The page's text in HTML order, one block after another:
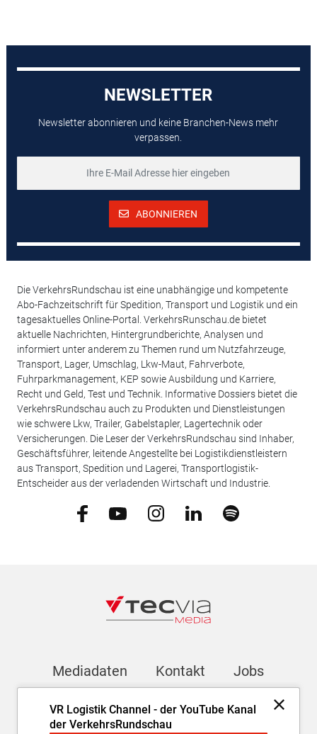
VR Logistik Channel - der YouTube Kanal
der VerkehrsRundschau
NEWSLETTER
Newsletter abonnieren und keine Branchen-News mehr
verpassen.
ABONNIEREN
Die VerkehrsRundschau ist eine unabhängige und kompetente
Abo-Fachzeitschrift für Spedition, Transport und Logistik und ein
tagesaktuelles Online-Portal. VerkehrsRunschau.de bietet
aktuelle Nachrichten, Hintergrundberichte, Analysen und
informiert unter anderem zu Themen rund um Nutzfahrzeuge,
Transport, Lager, Umschlag, Lkw-Maut, Fahrverbote,
Fuhrparkmanagement, KEP sowie Ausbildung und Karriere,
Recht und Geld, Test und Technik. Informative Dossiers bietet die
VerkehrsRundschau auch zu Produkten und Dienstleistungen
wie schwere Lkw, Trailer, Gabelstapler, Lagertechnik oder
Versicherungen. Die Leser der VerkehrsRundschau sind Inhaber,
Geschäftsführer, leitende Angestellte bei Logistikdienstleistern
aus Transport, Spedition und Lagerei, Transportlogistik-
Entscheider aus der verladenden Wirtschaft und Industrie.
Mediadaten Kontakt Jobs
Newsletter